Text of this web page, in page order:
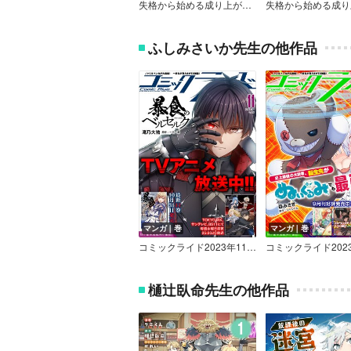
失格から始める成り上がり魔導師道！【単話版】
ふしみさいか先生の他作品
マンガ｜巻
コミックライド2023年11月号（vol.89）
マンガ｜巻
樋辻臥命先生の他作品